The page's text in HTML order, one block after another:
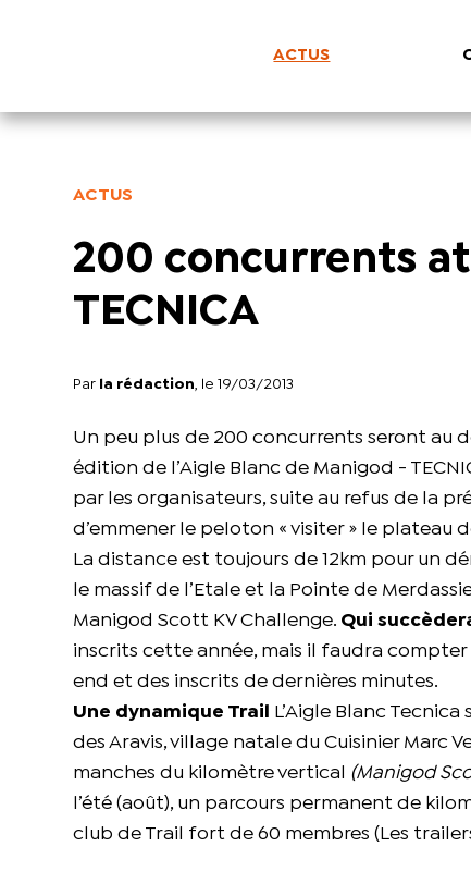
ACTUS
ACTUS
200 concurrents
TECNICA
Par la rédaction , le 19/03/2013
Un peu plus de 200 concurrents seront au
édition de l’Aigle Blanc de Manigod -
par les organisateurs, suite au refus de la
d’emmener le peloton « visiter » le plateau
La distance est toujours de 12km pour un
le massif de l’Etale et la Pointe de
Manigod Scott KV Challenge. Qui
inscrits cette année, mais il faudra compter
end et des inscrits de dernières minutes.
Une dynamique Trail
L’Aigle Blanc
des Aravis, village natale du Cuisinier Marc
manches du kilomètre vertical (Manigod
l’été (août), un parcours permanent de
club de Trail fort de 60 membres (Les